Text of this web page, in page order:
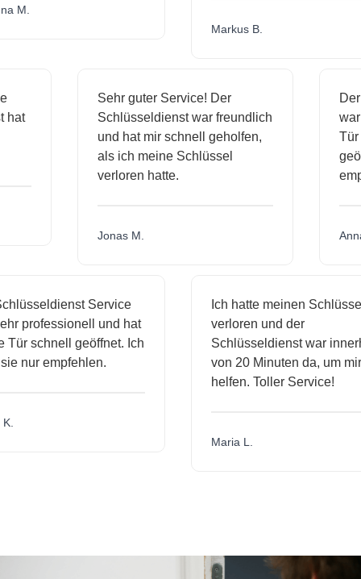
M.
Markus B.
hat
Sehr guter Service! Der
Schlüsseldienst war freundlich
und hat mir schnell geholfen,
als ich meine Schlüssel
verloren hatte.
Jonas M.
Service
professionell und hat
Tür schnell geöffnet. Ich
nur empfehlen.
Ich hatte meinen Schlüssel
verloren und der
Schlüsseldienst war
von 20 Minuten da, um mir
helfen. Toller Service!
Maria L.